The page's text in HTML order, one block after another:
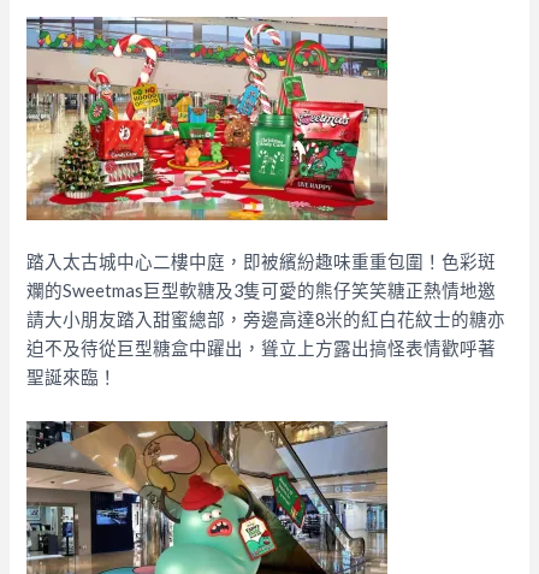
踏入太古城中心二樓中庭，即被繽紛趣味重重包圍！色彩斑
斕的Sweetmas巨型軟糖及3隻可愛的熊仔笑笑糖正熱情地邀
請大小朋友踏入甜蜜總部，旁邊高達8米的紅白花紋士的糖亦
迫不及待從巨型糖盒中躍出，聳立上方露出搞怪表情歡呼著
聖誕來臨！